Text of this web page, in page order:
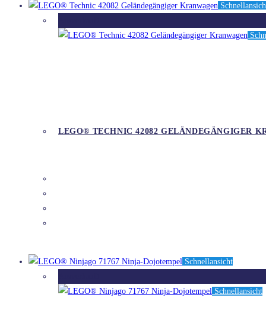
LEGO® TECHNIC 42082 GELÄNDEGÄNGIGER
Schnellansicht
Schnellansicht